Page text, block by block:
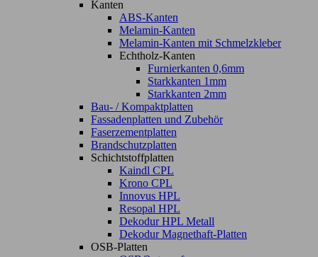
Kanten
ABS-Kanten
Melamin-Kanten
Melamin-Kanten mit Schmelzkleber
Echtholz-Kanten
Furnierkanten 0,6mm
Starkkanten 1mm
Starkkanten 2mm
Bau- / Kompaktplatten
Fassadenplatten und Zubehör
Faserzementplatten
Brandschutzplatten
Schichtstoffplatten
Kaindl CPL
Krono CPL
Innovus HPL
Resopal HPL
Dekodur HPL Metall
Dekodur Magnethaft-Platten
OSB-Platten